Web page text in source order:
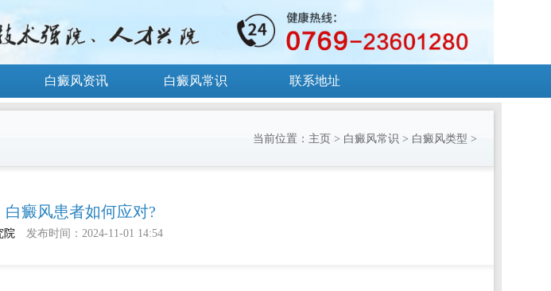
白癜风资讯 白癜风常识 联系地址
当前位置： 主页 > 白癜风常识 > 白癜风类型 >
癜风患者如何应对?
院 发布时间：2024-11-01 14:54